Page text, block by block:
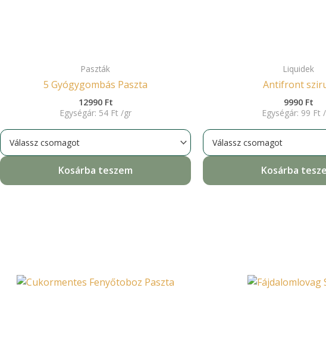
Paszták
5 Gyógygombás Paszta
12990 Ft
Egységár: 54 Ft /gr
Kosárba teszem
Liquidek
Antifront
9990 Ft
Egységár: 99 Ft /
Kosárba